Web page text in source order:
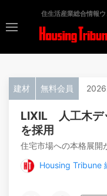
住生活産業総合情報
建材 無料会員
LIXIL 人工木デ
を採用
住宅市場への本格展開
Housing Tribune